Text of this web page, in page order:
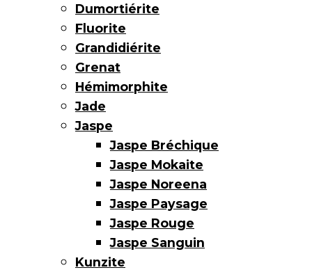
Dumortiérite
Fluorite
Grandidiérite
Grenat
Hémimorphite
Jade
Jaspe
Jaspe Bréchique
Jaspe Mokaite
Jaspe Noreena
Jaspe Paysage
Jaspe Rouge
Jaspe Sanguin
Kunzite